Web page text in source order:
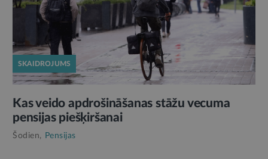
SKAIDROJUMS
Kas veido apdrošināšanas stāžu vecuma
pensijas piešķiršanai
Šodien, Pensijas